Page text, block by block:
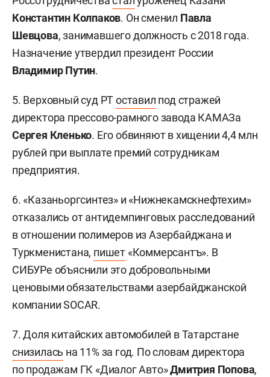
Константин Колпаков. Он сменил Павла
Шевцова, занимавшего должность с 2018 года.
Назначение утвердил президент России
Владимир Путин.
5. Верховный суд РТоставил под стражей
директора прессово-рамного завода КАМАЗа
Сергея Кленько. Его обвиняют в хищении 4,4 млн
рублей при выплате премий сотрудникам
предприятия.
6. «Казаньоргсинтез» и «Нижнекамскнефтехим»
отказались от антидемпинговых расследований
в отношении полимеров из Азербайджана и
Туркменистана, пишет «Коммерсантъ». В
СИБУРе объяснили это добровольными
ценовыми обязательствами азербайджанской
компании SOCAR.
7. Доля китайских автомобилей в Татарстане
снизилась на 11% за год. По словам директора
по продажам ГК «Диалог Авто»Дмитрия Попова,